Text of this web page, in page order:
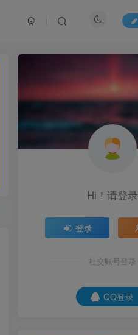
Hi！请登录
登录
社交账号登录
QQ登录